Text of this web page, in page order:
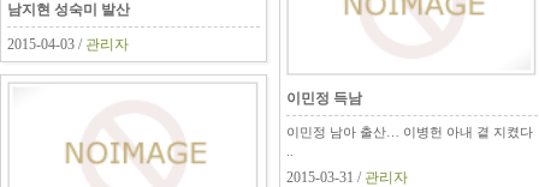
남지현 성숙미 발산
2015-04-03 / 관리자
이민정 득남
이민정 남아 출산… 이병헌 아내 곁 지켰다
2015-03-31 / 관리자